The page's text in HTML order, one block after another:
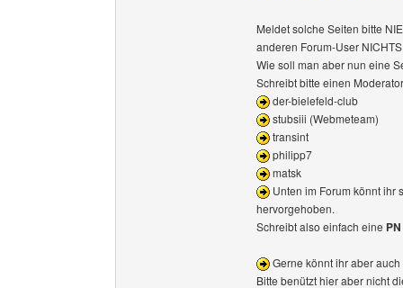
Meldet solche Seiten bitte
anderen Forum-User
Wie soll man aber nun eine
Schreibt bitte einen
der-bielefeld-club
stubsiii (Webmeteam)
transint
philipp7
matsk
Unten im Forum könnt ihr
hervorgehoben.
Schreibt also einfach eine PN
Gerne könnt ihr aber
Bitte benützt hier aber nicht